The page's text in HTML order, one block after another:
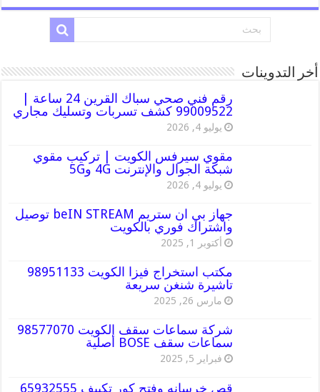
أخر التدوينات
رقم فني صحي سباك القرين 24 ساعة |
99009522 كشف تسربات وتسليك مجاري
يوليو 4, 2026
مقوي سيرفس الكويت | تركيب مقوي
شبكة الجوال والإنترنت 4G و5G
يوليو 4, 2026
جهاز بي ان ستريم beIN STREAM توصيل
واشتراك فوري بالكويت
أكتوبر 1, 2025
مكتب استخراج فيزا الكويت 98951133
تاشيرة شنغن سريعة
مارس 26, 2025
شركة سماعات سقف الكويت 98577070
سماعات سقف BOSE أصلية
فبراير 5, 2025
قص خرسانه وفتح كور تكييف 65932555